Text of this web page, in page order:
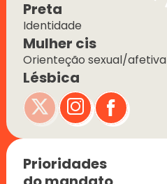
Preta
Mulher cis
Identidade
Lésbica
Orienteção sexual/afetiva
Prioridades